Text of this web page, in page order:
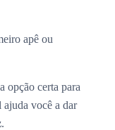
apê ou
a opção certa para
você a dar
.